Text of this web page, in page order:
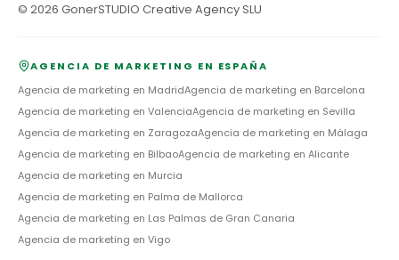
© 2026 GonerSTUDIO Creative Agency SLU
AGENCIA DE MARKETING EN ESPAÑA
Agencia de marketing en MadridAgencia de marketing en Barcelona
Agencia de marketing en ValenciaAgencia de marketing en Sevilla
Agencia de marketing en ZaragozaAgencia de marketing en Málaga
Agencia de marketing en BilbaoAgencia de marketing en Alicante
Agencia de marketing en Murcia
Agencia de marketing en Palma de Mallorca
Agencia de marketing en Las Palmas de Gran Canaria
Agencia de marketing en Vigo